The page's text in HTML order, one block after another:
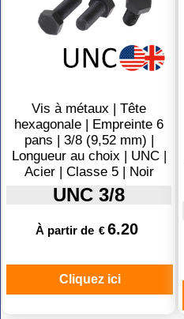
Vis à métaux | Tête
hexagonale | Empreinte 6
pans | 3/8 (9,52 mm) |
Longueur au choix | UNC |
Acier | Classe 5 | Noir
UNC 3/8
À partir de € 6.20
Cliquez ici